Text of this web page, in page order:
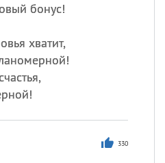
бонус!
хватит,
330